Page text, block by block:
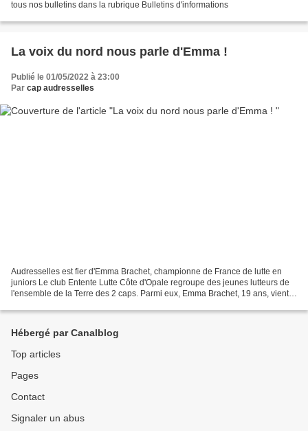
tous nos bulletins dans la rubrique Bulletins d'informations
La voix du nord nous parle d'Emma !
Publié le 01/05/2022 à 23:00
Par cap audresselles
Audresselles est fier d'Emma Brachet, championne de France de lutte en
juniors Le club Entente Lutte Côte d'Opale regroupe des jeunes lutteurs de
l'ensemble de la Terre des 2 caps. Parmi eux, Emma Brachet, 19 ans, vient
Hébergé par Canalblog
Top articles
Pages
Contact
Signaler un abus